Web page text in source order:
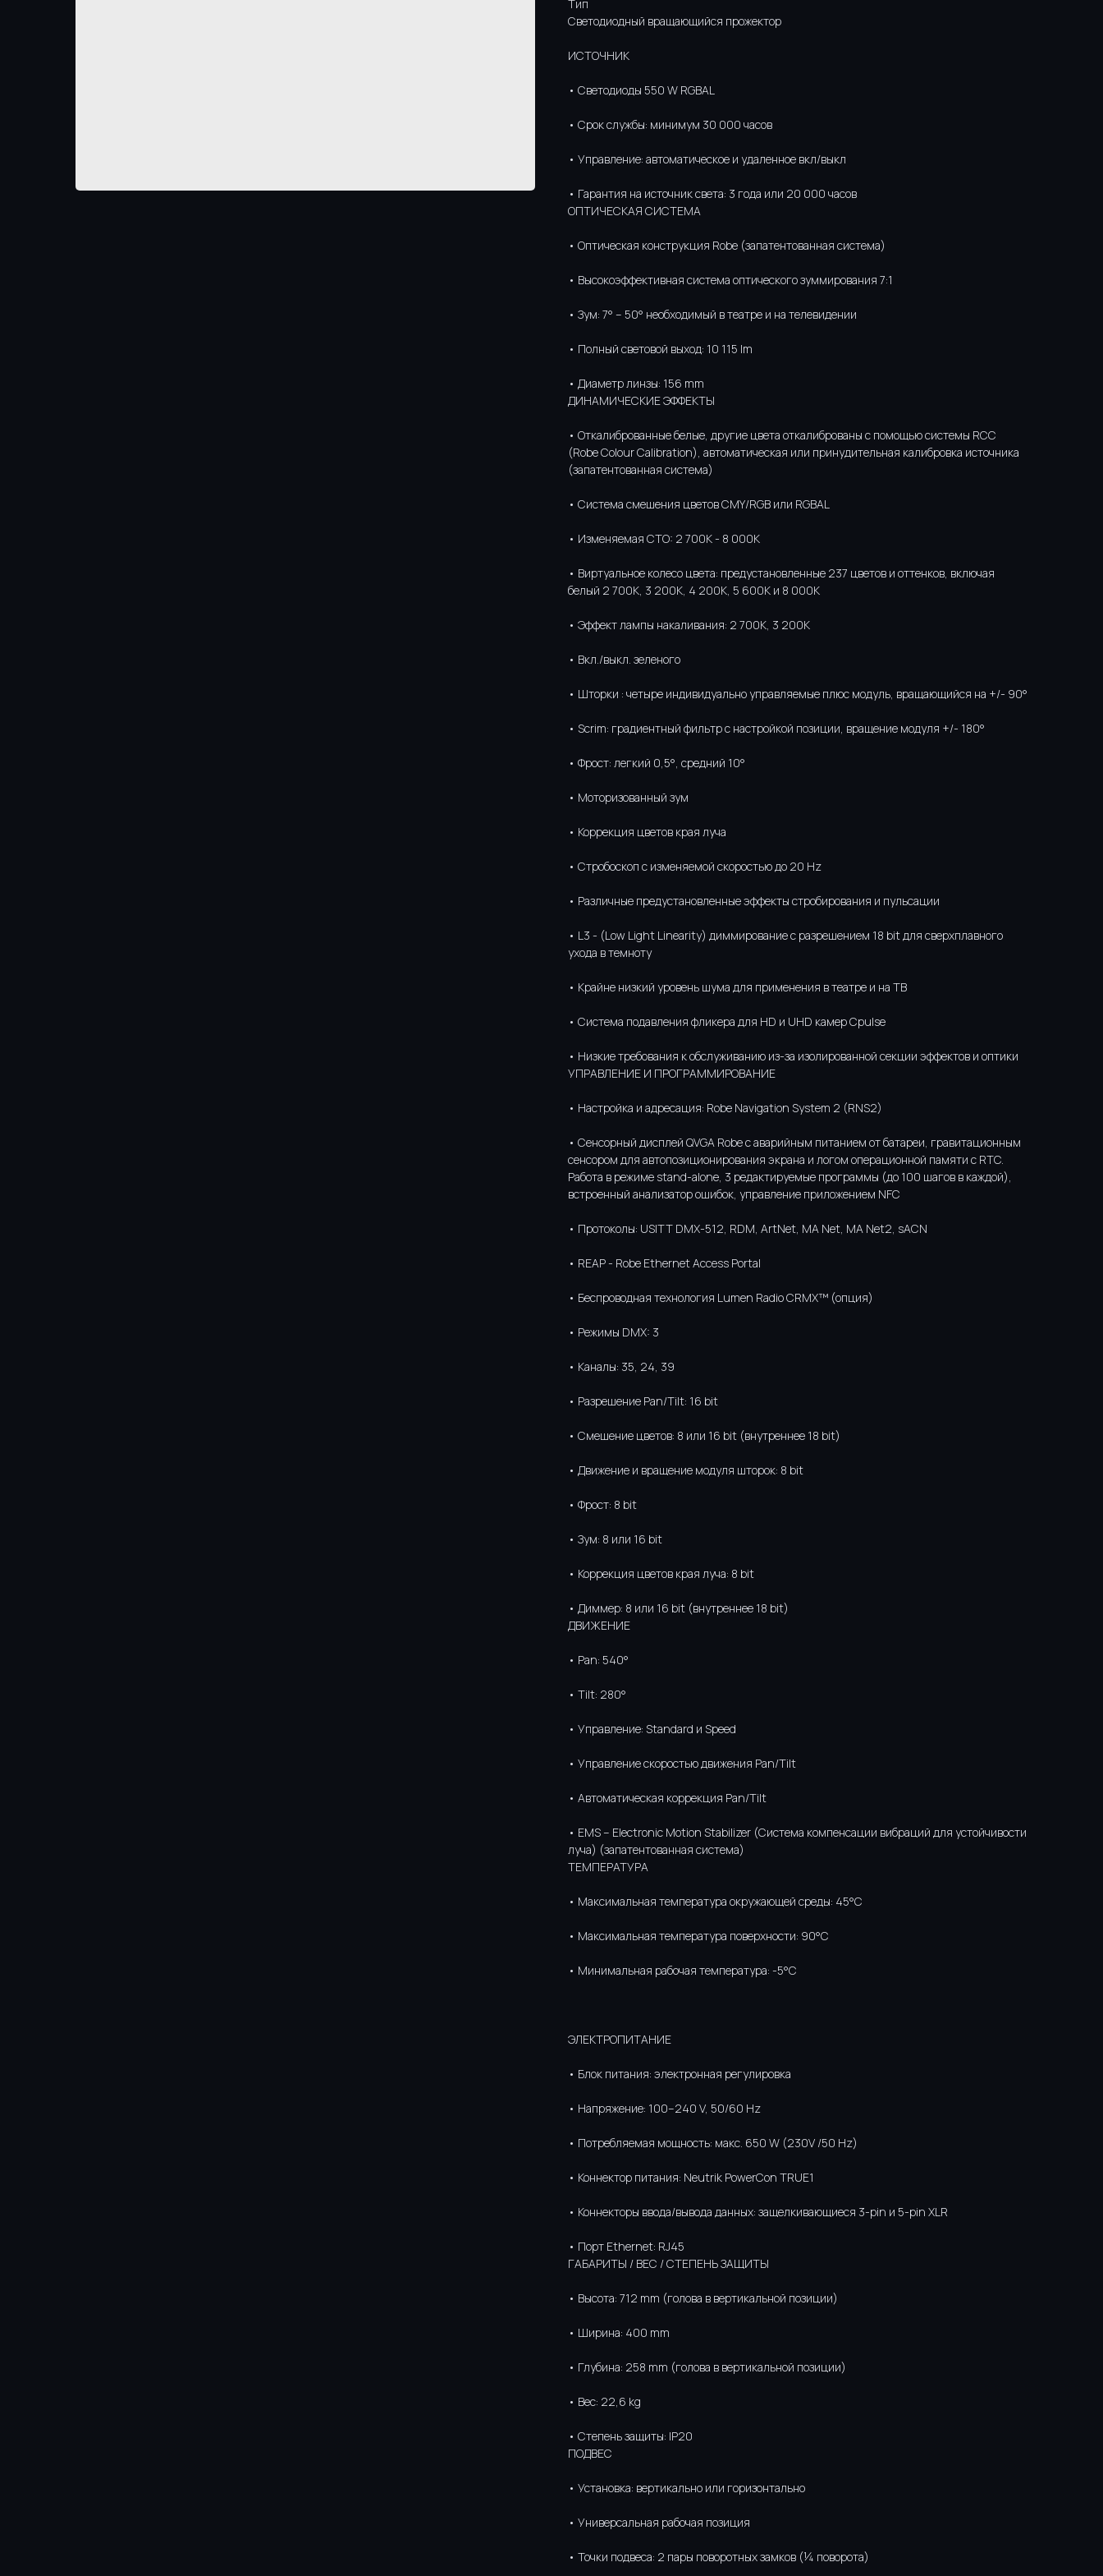
Тип
Cветодиодный вращающийся прожектор
ИСТОЧНИК
• Светодиоды 550 W RGBAL
• Срок службы: минимум 30 000 часов
• Управление: автоматическое и удаленное вкл/выкл
• Гарантия на источник света: 3 года или 20 000 часов
ОПТИЧЕСКАЯ СИСТЕМА
• Оптическая конструкция Robe (запатентованная система)
• Высокоэффективная система оптического зуммирования 7:1
• Зум: 7° – 50° необходимый в театре и на телевидении
• Полный световой выход: 10 115 lm
• Диаметр линзы: 156 mm
ДИНАМИЧЕСКИЕ ЭФФЕКТЫ
• Откалиброванные белые, другие цвета откалиброваны с помощью системы RCC
(Robe Colour Calibration), автоматическая или принудительная калибровка источника
(запатентованная система)
• Система смешения цветов CMY/RGB или RGBAL
• Изменяемая CTO: 2 700K - 8 000K
• Виртуальное колесо цвета: предустановленные 237 цветов и оттенков, включая
белый 2 700K, 3 200K, 4 200K, 5 600K и 8 000K
• Эффект лампы накаливания: 2 700К, 3 200К
• Вкл./выкл. зеленого
• Шторки : четыре индивидуально управляемые плюс модуль, вращающийся на +/- 90°
• Scrim: градиентный фильтр с настройкой позиции, вращение модуля +/- 180°
• Фрост: легкий 0,5°, средний 10°
• Моторизованный зум
• Коррекция цветов края луча
• Стробоскоп с изменяемой скоростью до 20 Hz
• Различные предустановленные эффекты стробирования и пульсации
• L3 - (Low Light Linearity) диммирование с разрешением 18 bit для сверхплавного
ухода в темноту
• Крайне низкий уровень шума для применения в театре и на ТВ
• Система подавления фликера для HD и UHD камер Cpulse
• Низкие требования к обслуживанию из-за изолированной секции эффектов и оптики
УПРАВЛЕНИЕ И ПРОГРАММИРОВАНИЕ
• Настройка и адресация: Robe Navigation System 2 (RNS2)
• Сенсорный дисплей QVGA Robe с аварийным питанием от батареи, гравитационным
сенсором для автопозиционирования экрана и логом операционной памяти с RTC.
Работа в режиме stand-alone, 3 редактируемые программы (до 100 шагов в каждой),
встроенный анализатор ошибок, управление приложением NFC
• Протоколы: USITT DMX-512, RDM, ArtNet, MA Net, MA Net2, sACN
• REAP - Robe Ethernet Access Portal
• Беспроводная технология Lumen Radio CRMX™ (опция)
• Режимы DMX: 3
• Каналы: 35, 24, 39
• Разрешение Pan/Tilt: 16 bit
• Смешение цветов: 8 или 16 bit (внутреннее 18 bit)
• Движение и вращение модуля шторок: 8 bit
• Фрост: 8 bit
• Зум: 8 или 16 bit
• Коррекция цветов края луча: 8 bit
• Диммер: 8 или 16 bit (внутреннее 18 bit)
ДВИЖЕНИЕ
• Pan: 540°
• Tilt: 280°
• Управление: Standard и Speed
• Управление скоростью движения Pan/Tilt
• Автоматическая коррекция Pan/Tilt
• EMS – Electronic Motion Stabilizer (Система компенсации вибраций для устойчивости
луча) (запатентованная система)
ТЕМПЕРАТУРА
• Максимальная температура окружающей среды: 45°C
• Максимальная температура поверхности: 90°C
• Минимальная рабочая температура: -5°C
ЭЛЕКТРОПИТАНИЕ
• Блок питания: электронная регулировка
• Напряжение: 100–240 V, 50/60 Hz
• Потребляемая мощность: макс. 650 W (230V /50 Hz)
• Коннектор питания: Neutrik PowerCon TRUE1
• Коннекторы ввода/вывода данных: защелкивающиеся 3-pin и 5-pin XLR
• Порт Ethernet: RJ45
ГАБАРИТЫ / ВЕС / СТЕПЕНЬ ЗАЩИТЫ
• Высота: 712 mm (голова в вертикальной позиции)
• Ширина: 400 mm
• Глубина: 258 mm (голова в вертикальной позиции)
• Вес: 22,6 kg
• Степень защиты: IP20
ПОДВЕС
• Установка: вертикально или горизонтально
• Универсальная рабочая позиция
• Точки подвеса: 2 пары поворотных замков (¼ поворота)